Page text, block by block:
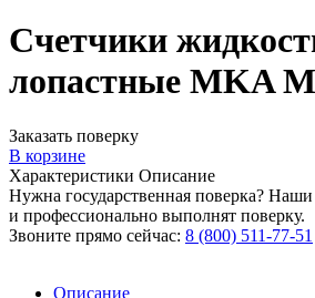
Счетчики
лопастные MKA
Заказать поверку
В корзине
Характеристики Описание
Нужна государственная поверка?
и профессионально выполнят поверку.
Звоните прямо сейчас: 8 (800) 511-77-51
Описание